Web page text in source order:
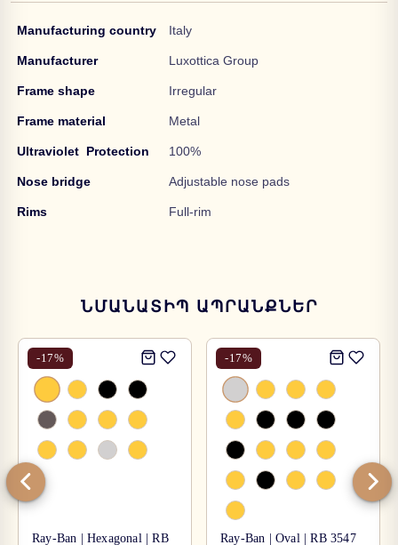
Manufacturing country Italy
Manufacturer Luxottica Group
Frame shape Irregular
Frame material Metal
Ultraviolet Protection 100%
Nose bridge Adjustable nose pads
Rims Full-rim
ՆՄԱՆԱՏԻՊ ԱՊՐԱՆՔՆԵՐ
-17%
Ray-Ban | Hexagonal | RB
-17%
Ray-Ban | Oval | RB 3547